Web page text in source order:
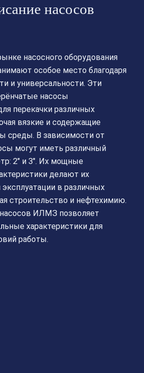
насосов
насосного оборудования
особое место благодаря
и универсальности. Эти
насосы
перекачки различных
вязкие и содержащие
среды. В зависимости от
могут иметь различный
2″ и 3″. Их мощные
делают их
в различных
строительство и нефтехимию.
ИЛМЗ позволяет
характеристики для
работы.